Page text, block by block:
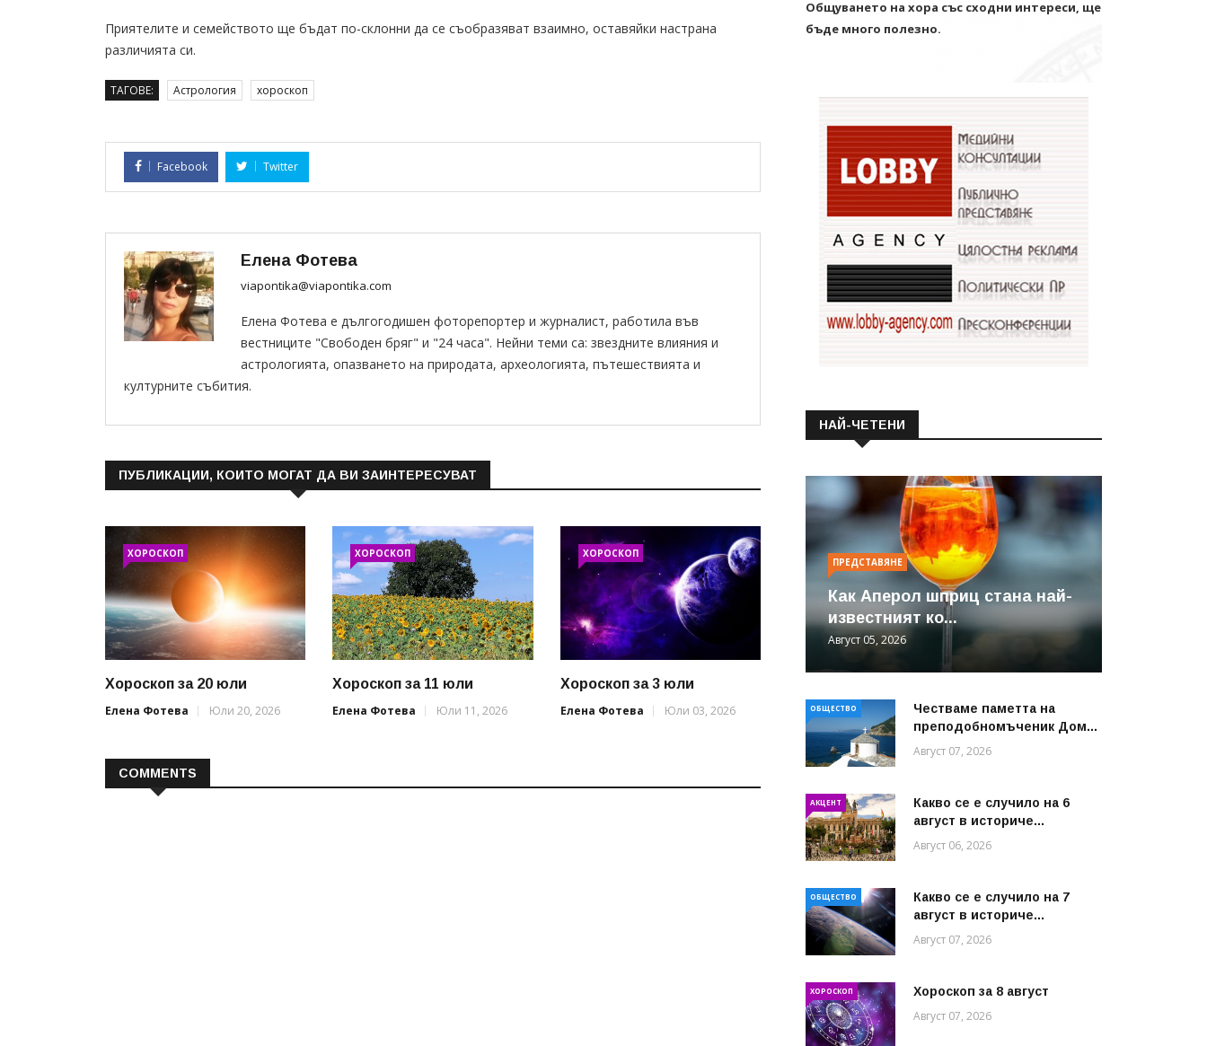
Приятелите и семейството ще бъдат по-склонни да се съобразяват взаимно, оставяйки настрана
различията си.
ТАГОВЕ: Астрология хороскоп
Facebook Twitter
Елена Фотева
viapontika@viapontika.com
Елена Фотева е дългогодишен фоторепортер и журналист, работила във
вестниците "Свободен бряг" и "24 часа". Нейни теми са: звездните влияния и
астрологията, опазването на природата, археологията, пътешествията и
културните събития.
ПУБЛИКАЦИИ, КОИТО МОГАТ ДА ВИ ЗАИНТЕРЕСУВАТ
ХОРОСКОП
Хороскоп за 20 юли
Елена Фотева
Юли 20, 2026
ХОРОСКОП
Хороскоп за 11 юли
Елена Фотева
Юли 11, 2026
ХОРОСКОП
Хороскоп за 3 юли
Елена Фотева
Юли 03, 2026
COMMENTS
Общуването на хора със сходни интереси, ще
бъде много полезно.
НАЙ-ЧЕТЕНИ
ПРЕДСТАВЯНЕ
Как Аперол шприц стана най-
известният ко...
Август 05, 2026
ОБЩЕСТВО
Честваме паметта на
преподобномъченик Дом...
Август 07, 2026
АКЦЕНТ
Какво се е случило на 6
август в историче...
Август 06, 2026
ОБЩЕСТВО
Какво се е случило на 7
август в историче...
Август 07, 2026
ХОРОСКОП Хороскоп за 8 август
Август 07, 2026